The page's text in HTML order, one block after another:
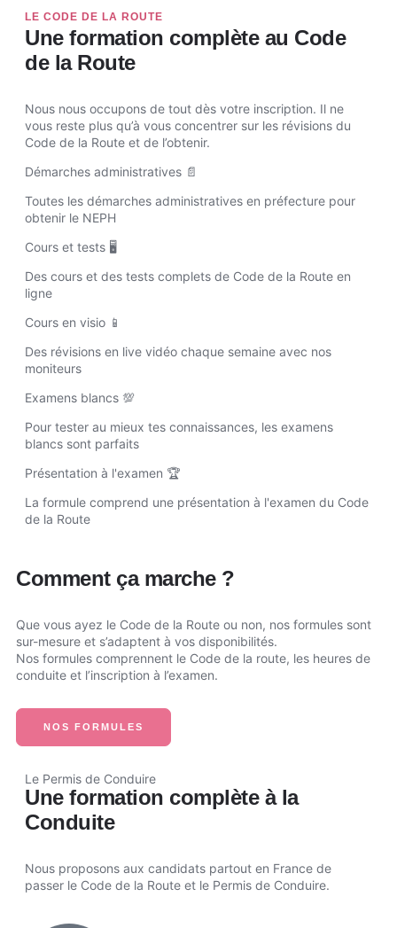
LE CODE DE LA ROUTE
Une formation complète au Code
de la Route
Nous nous occupons de tout dès votre inscription. Il ne
vous reste plus qu’à vous concentrer sur les révisions du
Code de la Route et de l’obtenir.
Démarches administratives 📄
Toutes les démarches administratives en préfecture pour
obtenir le NEPH
Cours et tests 🖥️
Des cours et des tests complets de Code de la Route en
ligne
Cours en visio 📱
Des révisions en live vidéo chaque semaine avec nos
moniteurs
Examens blancs 💯
Pour tester au mieux tes connaissances, les examens
blancs sont parfaits
Présentation à l'examen 🏆
La formule comprend une présentation à l'examen du Code
de la Route
Comment ça marche ?
Que vous ayez le Code de la Route ou non, nos formules sont
sur-mesure et s’adaptent à vos disponibilités.
Nos formules comprennent le Code de la route, les heures de
conduite et l’inscription à l’examen.
NOS FORMULES
Le Permis de Conduire
Une formation complète à la
Conduite
Nous proposons aux candidats partout en France de
passer le Code de la Route et le Permis de Conduire.